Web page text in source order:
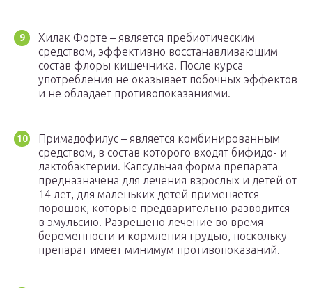
Хилак Форте – является пребиотическим
средством, эффективно восстанавливающим
состав флоры кишечника. После курса
употребления не оказывает побочных эффектов
и не обладает противопоказаниями.
Примадофилус – является комбинированным
средством, в состав которого входят бифидо- и
лактобактерии. Капсульная форма препарата
предназначена для лечения взрослых и детей от
14 лет, для маленьких детей применяется
порошок, которые предварительно разводится
в эмульсию. Разрешено лечение во время
беременности и кормления грудью, поскольку
препарат имеет минимум противопоказаний.